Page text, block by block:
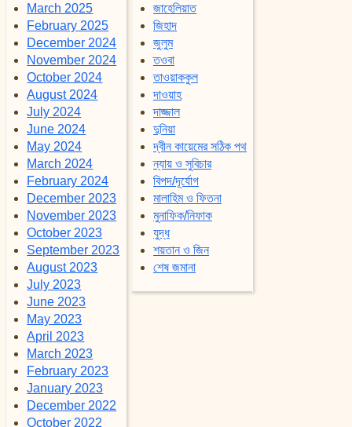
March 2025
February 2025
December 2024
November 2024
October 2024
August 2024
July 2024
June 2024
May 2024
March 2024
February 2024
December 2023
November 2023
October 2023
September 2023
August 2023
July 2023
June 2023
May 2023
April 2023
March 2023
February 2023
January 2023
December 2022
October 2022
জাহেলিয়াত
জিহাদ
জুলুম
তওবা
তাওয়াককুল
দাওয়াহ
দাজ্জাল
দুনিয়া
দ্বীন কায়েমের সঠিক পথ
ন্যায় ও সুবিচার
বিপদ/দূর্যোগ
মালাহিম ও ফিতনা
মুনাফিক/নিফাক
যুদ্ধ
শয়তান ও জিন
শেষ জমানা